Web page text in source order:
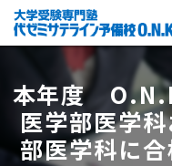
本年度
医学部医学
部医学科に